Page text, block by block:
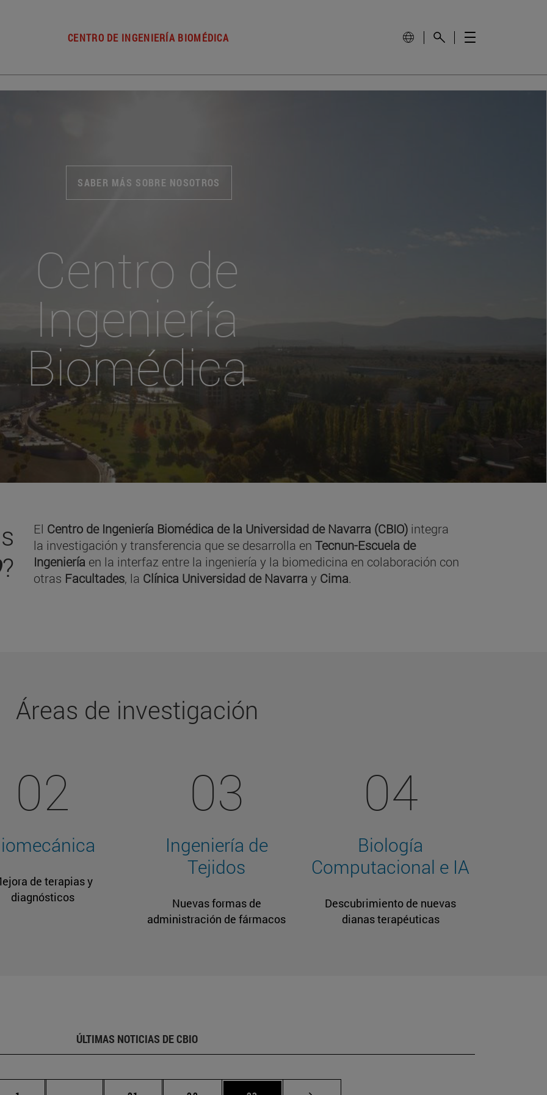
CENTRO DE INGENIERÍA BIOMÉDICA
SABER MÁS SOBRE NOSOTROS
Centro de
Ingeniería
Biomédica
?
El Centro de Ingeniería Biomédica de la Universidad de Navarra (CBIO) integra
la investigación y transferencia que se desarrolla enTecnun-Escuela de
Ingeniería en la interfaz entre la ingeniería y la biomedicina en colaboración con
otras Facultades, la Clínica Universidad de Navarray Cima.
Áreas de investigación
02
de terapias y
diagnósticos
03
Ingeniería de
Tejidos
Nuevas formas de
administración de fármacos
04
Biología
Computacional e IA
Descubrimiento de nuevas
dianas terapéuticas
ÚLTIMAS NOTICIAS DE CBIO